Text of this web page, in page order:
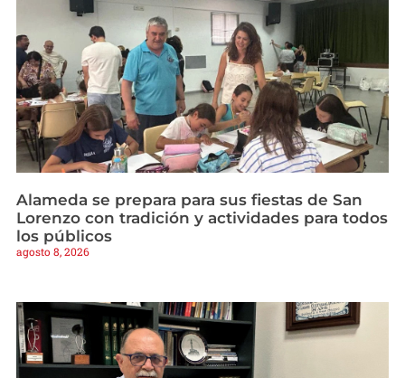
Alameda se prepara para sus fiestas de San
Lorenzo con tradición y actividades para todos
los públicos
agosto 8, 2026